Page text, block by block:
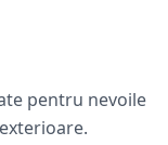
pentru nevoile